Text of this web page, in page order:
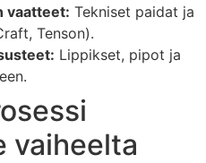
vaatteet: Tekniset paidat ja
Tenson).
Lippikset, pipot ja
vaiheelta